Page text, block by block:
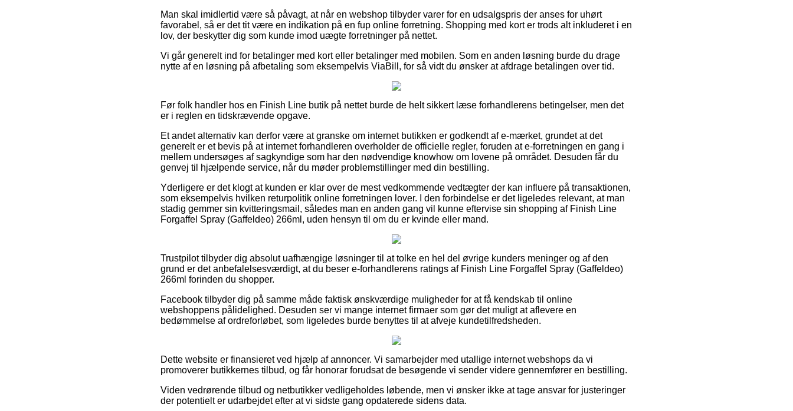
Man skal imidlertid være så påvagt, at når en webshop tilbyder varer for en udsalgspris der anses for uhørt
favorabel, så er det tit være en indikation på en fup online forretning. Shopping med kort er trods alt inkluderet i en
lov, der beskytter dig som kunde imod uægte forretninger på nettet.
Vi går generelt ind for betalinger med kort eller betalinger med mobilen. Som en anden løsning burde du drage
nytte af en løsning på afbetaling som eksempelvis ViaBill, for så vidt du ønsker at afdrage betalingen over tid.
Før folk handler hos en Finish Line butik på nettet burde de helt sikkert læse forhandlerens betingelser, men det
er i reglen en tidskrævende opgave.
Et andet alternativ kan derfor være at granske om internet butikken er godkendt af e-mærket, grundet at det
generelt er et bevis på at internet forhandleren overholder de officielle regler, foruden at e-forretningen en gang i
mellem undersøges af sagkyndige som har den nødvendige knowhow om lovene på området. Desuden får du
genvej til hjælpende service, når du møder problemstillinger med din bestilling.
Yderligere er det klogt at kunden er klar over de mest vedkommende vedtægter der kan influere på transaktionen,
som eksempelvis hvilken returpolitik online forretningen lover. I den forbindelse er det ligeledes relevant, at man
stadig gemmer sin kvitteringsmail, således man en anden gang vil kunne eftervise sin shopping af Finish Line
Forgaffel Spray (Gaffeldeo) 266ml, uden hensyn til om du er kvinde eller mand.
Trustpilot tilbyder dig absolut uafhængige løsninger til at tolke en hel del øvrige kunders meninger og af den
grund er det anbefalelsesværdigt, at du beser e-forhandlerens ratings af Finish Line Forgaffel Spray (Gaffeldeo)
266ml forinden du shopper.
Facebook tilbyder dig på samme måde faktisk ønskværdige muligheder for at få kendskab til online
webshoppens pålidelighed. Desuden ser vi mange internet firmaer som gør det muligt at aflevere en
bedømmelse af ordreforløbet, som ligeledes burde benyttes til at afveje kundetilfredsheden.
Dette website er finansieret ved hjælp af annoncer. Vi samarbejder med utallige internet webshops da vi
promoverer butikkernes tilbud, og får honorar forudsat de besøgende vi sender videre gennemfører en bestilling.
Viden vedrørende tilbud og netbutikker vedligeholdes løbende, men vi ønsker ikke at tage ansvar for justeringer
der potentielt er udarbejdet efter at vi sidste gang opdaterede sidens data.